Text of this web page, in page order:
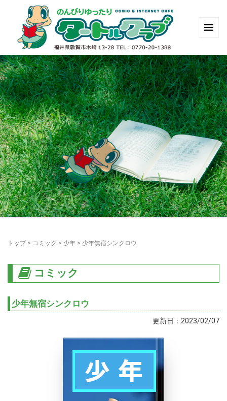
トップ> コミック > 少年 > 少年無宿シンクロウ
コミック
少年無宿シンクロウ
更新日：2023/02/07